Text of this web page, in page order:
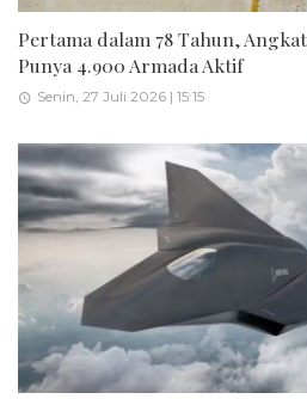
Pertama dalam 78 Tahun,
Punya 4.900 Armada Aktif
Senin, 27 Juli 2026 | 15:15